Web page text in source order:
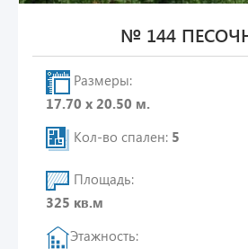
№ 144
Размеры:
17.70 х 20.50 м.
Кол-во спален: 5
Площадь:
325 кв.м
Этажность: